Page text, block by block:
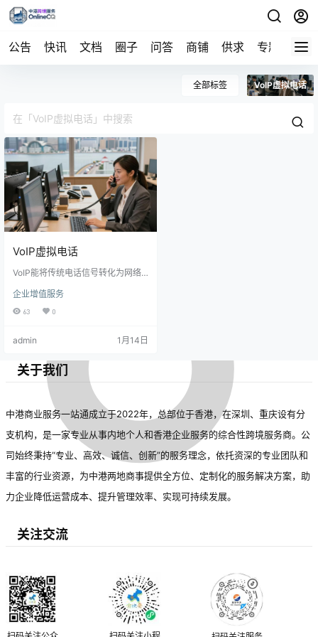
公告 快讯 文档 圈子 问答 商铺 供求 专题 导航
全部标签 VoIP虚拟电话
VoIP虚拟电话
VoIP能将传统电话信号转化为网络
M（全球移动通讯系统）网络和VoI
P（基于IP的语音传输）之间建立直
企业增值服务
63 0
admin 1月14日
关于我们
中港商业服务一站通成立于2022年，总部位于香港，在深圳、重庆设有分
支机构，是一家专业从事内地个人和香港企业服务的综合性跨境服务商。公
司始终秉持“专业、高效、诚信、创新”的服务理念，依托资深的专业团队和
丰富的行业资源，为中港两地商事提供全方位、定制化的服务解决方案，助
力企业降低运营成本、提升管理效率、实现可持续发展。
关注交流